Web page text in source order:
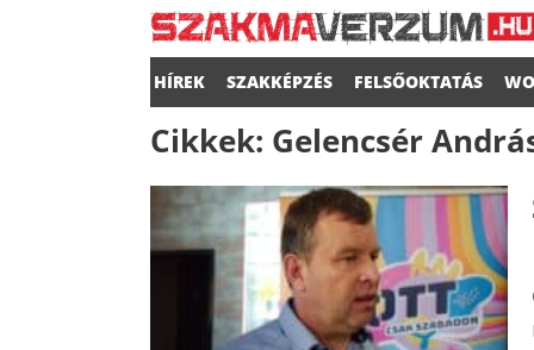
HÍREK SZAKKÉPZÉS FELSŐOKTATÁS
Cikkek: Gelencsér